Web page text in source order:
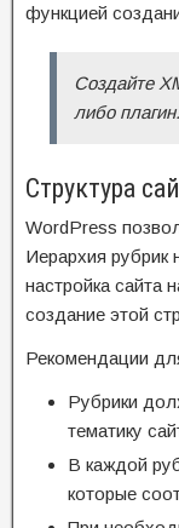
функцией
Создайте
либо плагин.
Структура
WordPress
Иерархия рубрик
настройка сайта
создание этой
Рекомендации
Рубрики
тематику
В каждой
которые